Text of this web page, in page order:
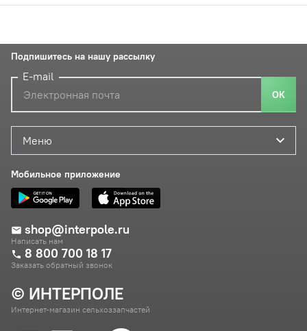
© ИНТЕРПОЛЕ
Интернет-магазин сельхоззапчастей
Меню
Мобильное приложение
shop@interpole.ru
Написать нам
8 800 700 18 17
Заказать обратный звонок
Подпишитесь на нашу рассылку
E-mail
ОК